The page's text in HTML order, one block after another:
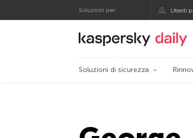
Soluzioni per: Utenti
Blog
Soluzioni di sicurezza